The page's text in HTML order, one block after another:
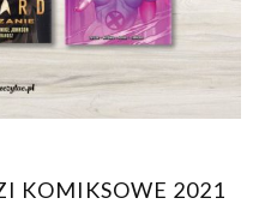
KOMIKSOWE 2021